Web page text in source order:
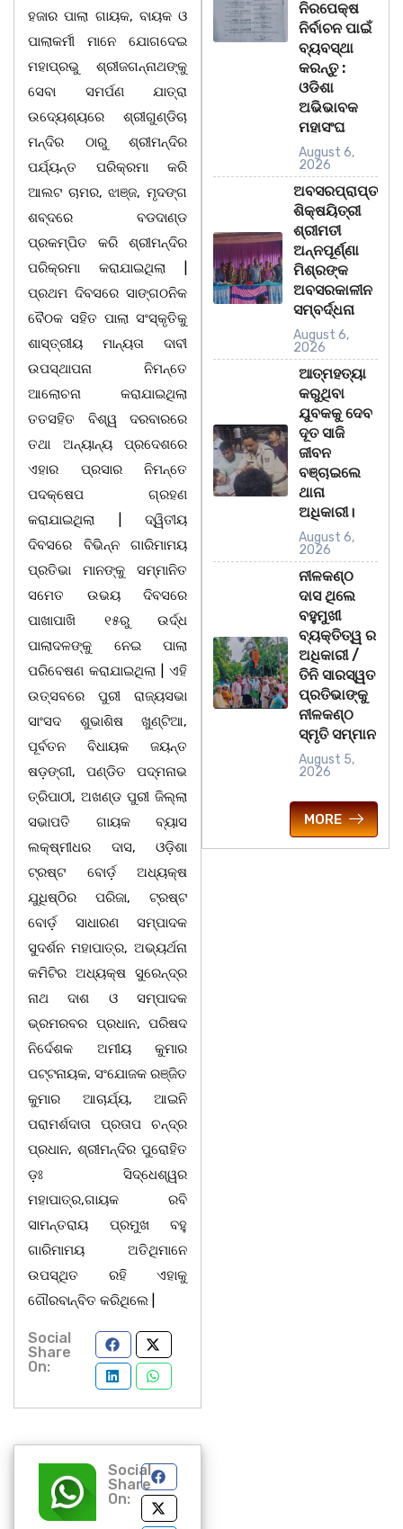
ହଜାର ପାଲା ଗାୟକ, ବାୟକ ଓ
ପାଲାକର୍ମୀ ମାନେ ଯୋଗଦେଇ
ମହାପ୍ରଭୁ ଶ୍ରୀଜଗନ୍ନାଥଙ୍କୁ
ସେବା ସମର୍ପଣ ଯାତ୍ରା
ଉଦ୍ୟେଶ୍ୟରେ ଶ୍ରୀଗୁଣ୍ଡିଚା
ମନ୍ଦିର ଠାରୁ ଶ୍ରୀମନ୍ଦିର
ପର୍ଯ୍ୟନ୍ତ ପରିକ୍ରମା କରି
ଆଲଟ ଚାମର, ଝାଞ୍ଜ, ମୃଦଙ୍ଗ
ଶବ୍ଦରେ ବଡଦାଣ୍ଡ
ପ୍ରକମ୍ପିତ କରି ଶ୍ରୀମନ୍ଦିର
ପରିକ୍ରମା କରାଯାଇଥିଲା |
ପ୍ରଥମ ଦିବସରେ ସାଙ୍ଗଠନିକ
ବୈଠକ ସହିତ ପାଲା ସଂସ୍କୃତିକୁ
ଶାସ୍ତ୍ରୀୟ ମାନ୍ୟତା ଦାବୀ
ଉପସ୍ଥାପନା ନିମନ୍ତେ
ଆଲୋଚନା କରାଯାଇଥିଲା
ତତସହିତ ବିଶ୍ୱ ଦରବାରରେ
ତଥା ଅନ୍ୟାନ୍ୟ ପ୍ରଦେଶରେ
ଏହାର ପ୍ରସାର ନିମନ୍ତେ
ପଦକ୍ଷେପ ଗ୍ରହଣ
କରାଯାଇଥିଲା | ଦ୍ୱିତୀୟ
ଦିବସରେ ବିଭିନ୍ନ ଗାରିମାମୟ
ପ୍ରତିଭା ମାନଙ୍କୁ ସମ୍ମାନିତ
ସମେତ ଉଭୟ ଦିବସରେ
ପାଖାପାଖି ୧୫ରୁ ଉର୍ଦ୍ଧ
ପାଲାଦଳଙ୍କୁ ନେଇ ପାଲା
ପରିବେଷଣ କରାଯାଇଥିଲା | ଏହି
ଉତ୍ସବରେ ପୁରୀ ରାଜ୍ୟସଭା
ସାଂସଦ ଶୁଭାଶିଷ ଖୁଣ୍ଟିଆ,
ପୂର୍ବତନ ବିଧାୟକ ଜୟନ୍ତ
ଷଡ଼ଙ୍ଗୀ, ପଣ୍ଡିତ ପଦ୍ମନାଭ
ତ୍ରିପାଠୀ, ଅଖଣ୍ଡ ପୁରୀ ଜିଲ୍ଲା
ସଭାପତି ଗାୟକ ବ୍ୟାସ
ଲକ୍ଷ୍ମୀଧର ଦାସ, ଓଡ଼ିଶା
ଟ୍ରଷ୍ଟ ବୋର୍ଡ଼ ଅଧ୍ୟକ୍ଷ
ଯୁଧିଷ୍ଠିର ପରିଜା, ଟ୍ରଷ୍ଟ
ବୋର୍ଡ଼ ସାଧାରଣ ସମ୍ପାଦକ
ସୁଦର୍ଶନ ମହାପାତ୍ର, ଅଭ୍ୟର୍ଥନା
କମିଟିର ଅଧ୍ୟକ୍ଷ ସୁରେନ୍ଦ୍ର
ନାଥ ଦାଶ ଓ ସମ୍ପାଦକ
ଭ୍ରମରବର ପ୍ରଧାନ, ପରିଷଦ
ନିର୍ଦେଶକ ଅମୀୟ କୁମାର
ପଟ୍ଟନାୟକ, ସଂଯୋଜକ ରଞ୍ଜିତ
କୁମାର ଆଚାର୍ଯ୍ୟ, ଆଇନି
ପରାମର୍ଶଦାତା ପ୍ରତାପ ଚନ୍ଦ୍ର
ପ୍ରଧାନ, ଶ୍ରୀମନ୍ଦିର ପୁରୋହିତ
ଡ଼ଃ ସିଦ୍ଧେଶ୍ୱର
ମହାପାତ୍ର,ଗାୟକ ରବି
ସାମନ୍ତରାୟ ପ୍ରମୁଖ ବହୁ
ଗାରିମାମୟ ଅତିଥିମାନେ
ଉପସ୍ଥିତ ରହି ଏହାକୁ
ଗୌରବାନ୍ବିତ କରିଥିଲେ |
Social
Share
On:
Social
Share
On:
ନିରପେକ୍ଷ
ନିର୍ବାଚନ ପାଇଁ
ବ୍ୟବସ୍ଥା
କରନ୍ତୁ :
ଓଡିଶା
ଅଭିଭାବକ
ମହାସଂଘ
August 6,
2026
ଅବସରପ୍ରାପ୍ତ
ଶିକ୍ଷୟିତ୍ରୀ
ଶ୍ରୀମତୀ
ଅନ୍ନପୂର୍ଣ୍ଣା
ମିଶ୍ରଙ୍କ
ଅବସରକାଳୀନ
ସମ୍ବର୍ଦ୍ଧନା
August 6,
2026
ଆତ୍ମହତ୍ୟା
କରୁଥିବା
ଯୁବକକୁ ଦେବ
ଦୂତ ସାଜି
ଜୀବନ
ବଞ୍ଚାଇଲେ
ଥାନା
ଅଧିକାରୀ।
August 6,
2026
ନୀଳକଣ୍ଠ
ଦାସ ଥିଲେ
ବହୁମୁଖୀ
ବ୍ୟକ୍ତିତ୍ୱ ର
ଅଧିକାରୀ /
ତିନି ସାରସ୍ୱତ
ପ୍ରତିଭାଙ୍କୁ
ନୀଳକଣ୍ଠ
ସ୍ମୃତି ସମ୍ମାନ
August 5,
2026
MORE